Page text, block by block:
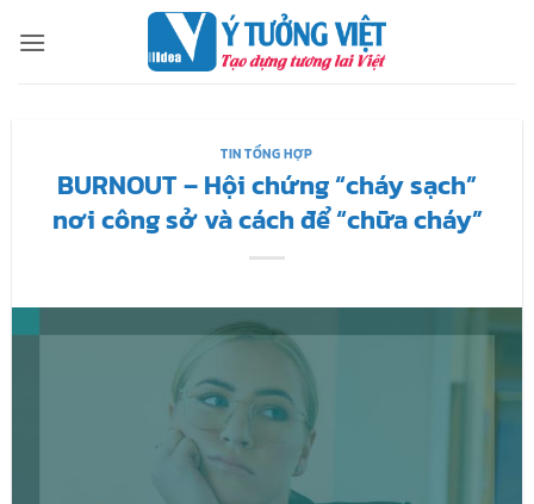
qua
TIN TỔNG HỢP
BURNOUT – Hội chứng “cháy sạch”
nơi công sở và cách để “chữa cháy”